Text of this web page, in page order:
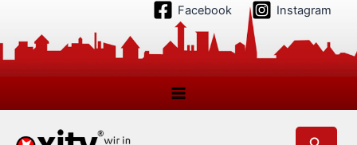
springen
Facebook Instagram
Suchen